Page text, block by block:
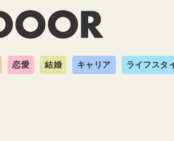
恋愛 結婚 キャリア ライフスタ